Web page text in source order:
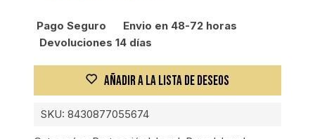
Pago Seguro
Envio en 48-72 horas
Devoluciones 14 días
AÑADIR A LA LISTA DE DESEOS
SKU:8430877055674